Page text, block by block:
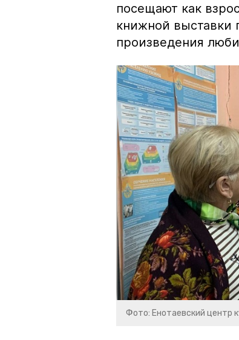
посещают как
книжной выставки
произведения
Фото: Енотаевский центр